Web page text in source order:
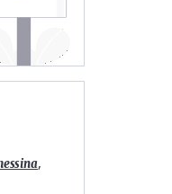
,